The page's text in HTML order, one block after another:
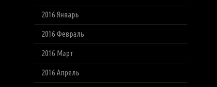
2016 Январь
2016 Февраль
2016 Март
2016 Апрель